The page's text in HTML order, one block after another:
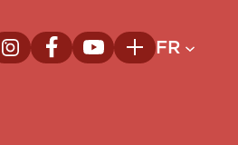
InstagramNouvelle fenêtre
FacebookNouvelle fenêtre
YoutubeNouvelle
PlusFR